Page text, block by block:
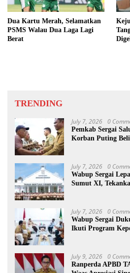
Dua Kartu Merah, Selamatkan
PSMS Walau Dua Laga Lagi
Berat
TRENDING
July 7, 2026 0
Pemkab Sergai
Korban Puting
July 7, 2026 0
Wabup Sergai
Sumut XI,
July 7, 2026 0
Wabup Sergai
Ikuti Program
July 9, 2026 0
Ranperda APBD